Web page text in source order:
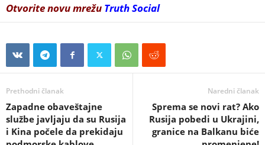
Otvorite novu mrežu Truth Social
Prethodni članak
Zapadne obaveštajne
službe javljaju da su Rusija
i Kina počele da prekidaju
Naredni članak
Sprema se novi rat? Ako
Rusija pobedi u Ukrajini,
granice na Balkanu biće